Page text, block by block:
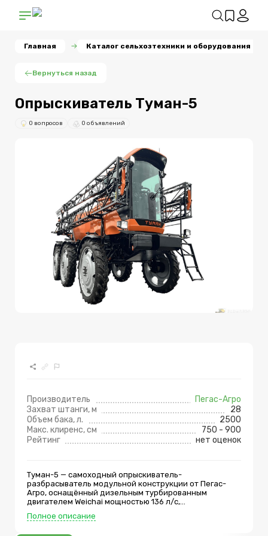
Главная Каталог сельхозтехники и оборудования
Вернуться назад
Опрыскиватель Туман-5
0 вопросов 0 объявлений
Производитель
Пегас-Агро
Захват штанги, м
28
Объем бака, л.
2500
Макс. клиренс, см
750 - 900
Рейтинг
нет оценок
Туман-5 — самоходный опрыскиватель-
разбрасыватель модульной конструкции от Пегас-
Агро, оснащённый дизельным турбированным
двигателем Weichai мощностью 136 л/с,
пневматической подвеске с клиренсом 900 мм, баком
Полное описание